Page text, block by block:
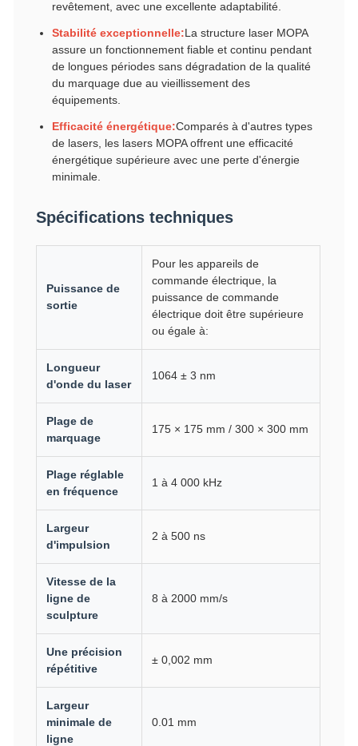
revêtement, avec une excellente adaptabilité.
Stabilité exceptionnelle:La structure laser MOPA
assure un fonctionnement fiable et continu pendant
de longues périodes sans dégradation de la qualité
du marquage due au vieillissement des
équipements.
Efficacité énergétique:Comparés à d'autres types
de lasers, les lasers MOPA offrent une efficacité
énergétique supérieure avec une perte d'énergie
minimale.
Spécifications techniques
Puissance de
sortie
Pour les appareils de
commande électrique, la
puissance de commande
électrique doit être supérieure
ou égale à:
Longueur
d'onde du laser
1064 ± 3 nm
Plage de
marquage
175 × 175 mm / 300 × 300 mm
Plage réglable
en fréquence
1 à 4 000 kHz
Largeur
d'impulsion
2 à 500 ns
Vitesse de la
ligne de
sculpture
8 à 2000 mm/s
Une précision
répétitive
± 0,002 mm
Largeur
minimale de
ligne
0.01 mm